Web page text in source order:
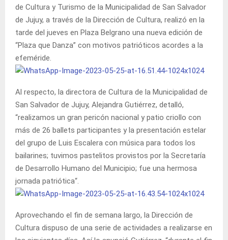
de Cultura y Turismo de la Municipalidad de San Salvador
de Jujuy, a través de la Dirección de Cultura, realizó en la
tarde del jueves en Plaza Belgrano una nueva edición de
“Plaza que Danza” con motivos patrióticos acordes a la
efeméride.
Al respecto, la directora de Cultura de la Municipalidad de
San Salvador de Jujuy, Alejandra Gutiérrez, detalló,
“realizamos un gran pericón nacional y patio criollo con
más de 26 ballets participantes y la presentación estelar
del grupo de Luis Escalera con música para todos los
bailarines; tuvimos pastelitos provistos por la Secretaría
de Desarrollo Humano del Municipio; fue una hermosa
jornada patriótica“.
Aprovechando el fin de semana largo, la Dirección de
Cultura dispuso de una serie de actividades a realizarse en